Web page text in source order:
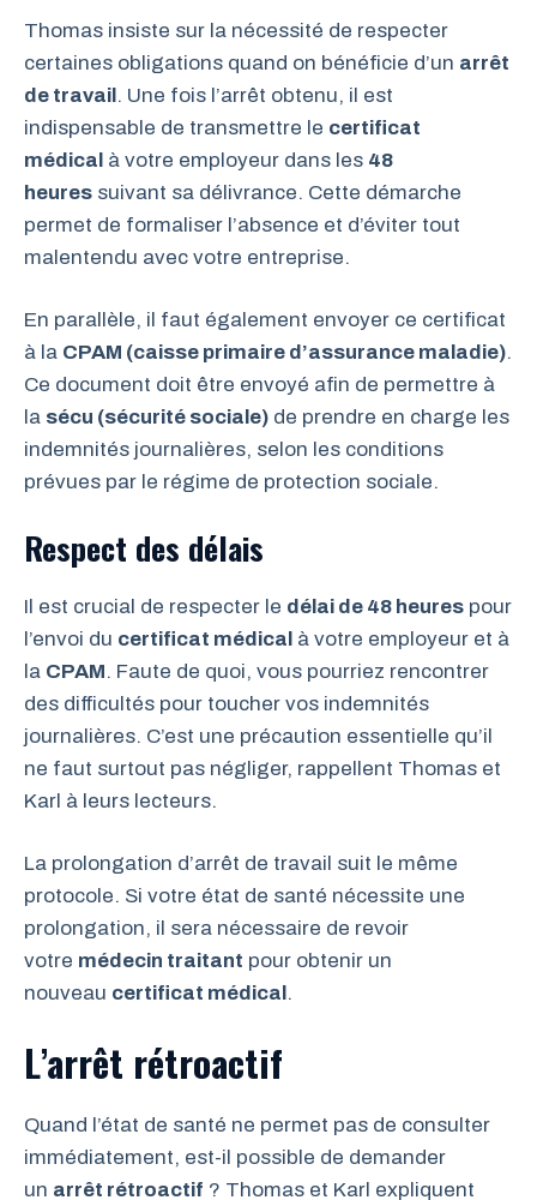
Thomas insiste sur la nécessité de respecter
certaines obligations quand on bénéficie d’un arrêt
de travail. Une fois l’arrêt obtenu, il est
indispensable de transmettre le certificat
médical à votre employeur dans les 48
heures suivant sa délivrance. Cette démarche
permet de formaliser l’absence et d’éviter tout
malentendu avec votre entreprise.
En parallèle, il faut également envoyer ce certificat
à la CPAM (caisse primaire d’assurance maladie).
Ce document doit être envoyé afin de permettre à
la sécu (sécurité sociale) de prendre en charge les
indemnités journalières, selon les conditions
prévues par le régime de protection sociale.
Respect des délais
Il est crucial de respecter le délai de 48 heures pour
l’envoi du certificat médical à votre employeur et à
la CPAM. Faute de quoi, vous pourriez rencontrer
des difficultés pour toucher vos indemnités
journalières. C’est une précaution essentielle qu’il
ne faut surtout pas négliger, rappellent Thomas et
Karl à leurs lecteurs.
La prolongation d’arrêt de travail suit le même
protocole. Si votre état de santé nécessite une
prolongation, il sera nécessaire de revoir
votre médecin traitant pour obtenir un
nouveau certificat médical.
L’arrêt rétroactif
Quand l’état de santé ne permet pas de consulter
immédiatement, est-il possible de demander
un arrêt rétroactif ? Thomas et Karl expliquent